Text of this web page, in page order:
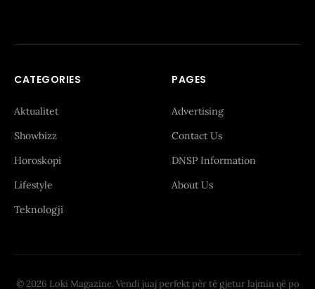
CATEGORIES
Aktualitet
Showbizz
Horoskopi
Lifestyle
Teknologji
PAGES
Advertising
Contact Us
DNSP Information
About Us
© 2026 Loki Magazine. Vendi juaj perfekt për të gjetur lajmin që po